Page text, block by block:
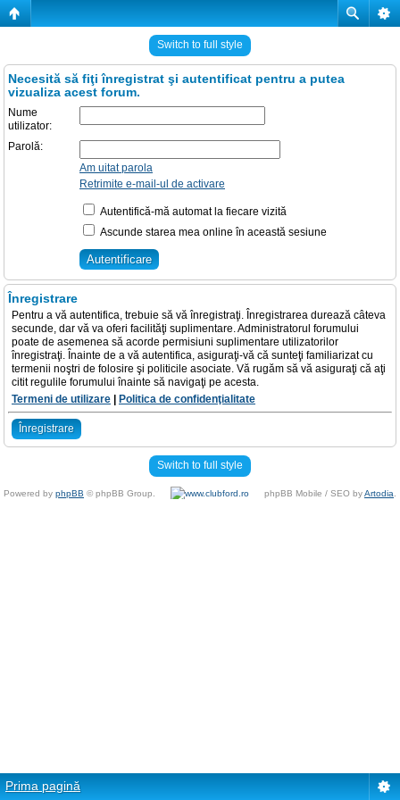
Switch to full style
Necesită să fiţi înregistrat şi autentificat pentru a putea
vizualiza acest forum.
Nume
utilizator:
Parolă:
Am uitat parola
Retrimite e-mail-ul de activare
Autentifică-mă automat la fiecare vizită
Ascunde starea mea online în această sesiune
Înregistrare
Pentru a vă autentifica, trebuie să vă înregistraţi. Înregistrarea durează câteva
secunde, dar vă va oferi facilităţi suplimentare. Administratorul forumului
poate de asemenea să acorde permisiuni suplimentare utilizatorilor
înregistraţi. Înainte de a vă autentifica, asiguraţi-vă că sunteţi familiarizat cu
termenii noştri de folosire şi politicile asociate. Vă rugăm să vă asiguraţi că aţi
citit regulile forumului înainte să navigaţi pe acesta.
Termeni de utilizare
Politica de confidenţialitate
Înregistrare
Switch to full style
Powered by phpBB © phpBB Group. phpBB Mobile / SEO byArtodia
Prima pagină